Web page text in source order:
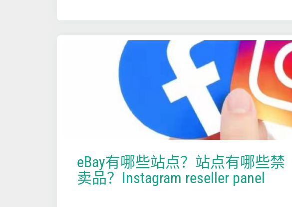
eBay有哪些站点？站点有哪些禁
卖品？Instagram reseller panel